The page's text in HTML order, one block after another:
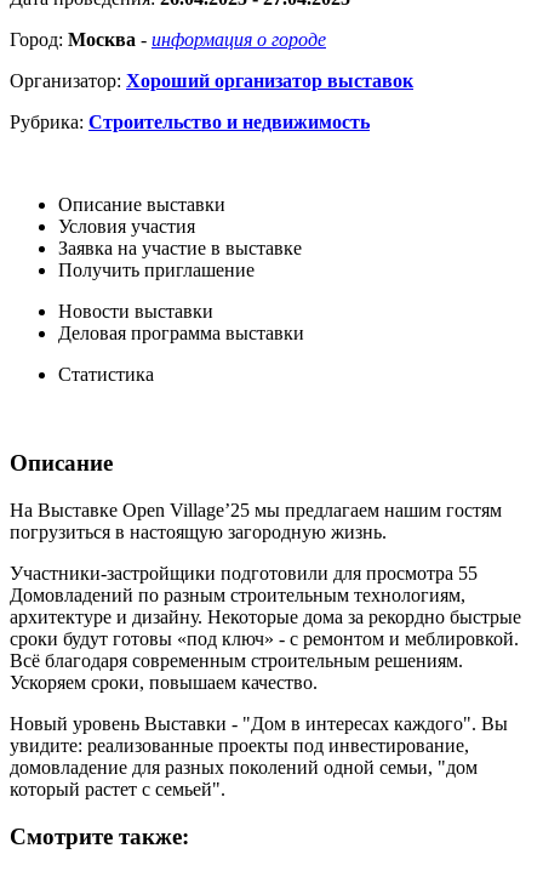
Город: Москва - информация о городе
Организатор: Хороший организатор выставок
Рубрика: Строительство и недвижимость
Описание выставки
Условия участия
Заявка на участие в выставке
Получить приглашение
Новости выставки
Деловая программа выставки
Статистика
Описание
На Выставке Open Village’25 мы предлагаем нашим гостям
погрузиться в настоящую загородную жизнь.
Участники-застройщики подготовили для просмотра 55
Домовладений по разным строительным технологиям,
архитектуре и дизайну. Некоторые дома за рекордно быстрые
сроки будут готовы «под ключ» - с ремонтом и меблировкой.
Всё благодаря современным строительным решениям.
Ускоряем сроки, повышаем качество.
Новый уровень Выставки - "Дом в интересах каждого". Вы
увидите: реализованные проекты под инвестирование,
домовладение для разных поколений одной семьи, "дом
который растет с семьей".
Смотрите также: